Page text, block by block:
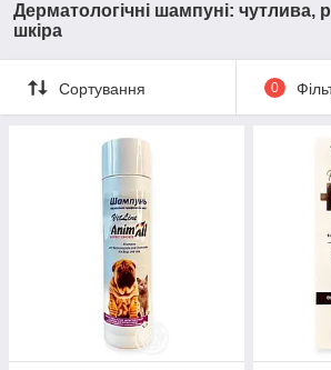
Дерматологічні шампуні: чутлива,
шкіра
Сортування 0